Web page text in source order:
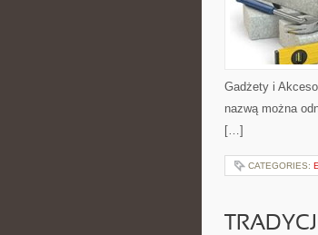
Gadżety i
nazwą można
[…]
CATEGORIES: